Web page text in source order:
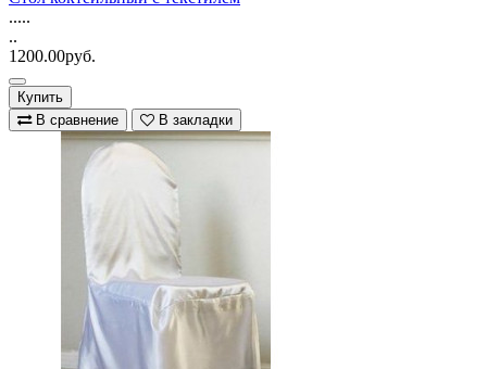
.....
..
1200.00руб.
Купить
В сравнение
В закладки